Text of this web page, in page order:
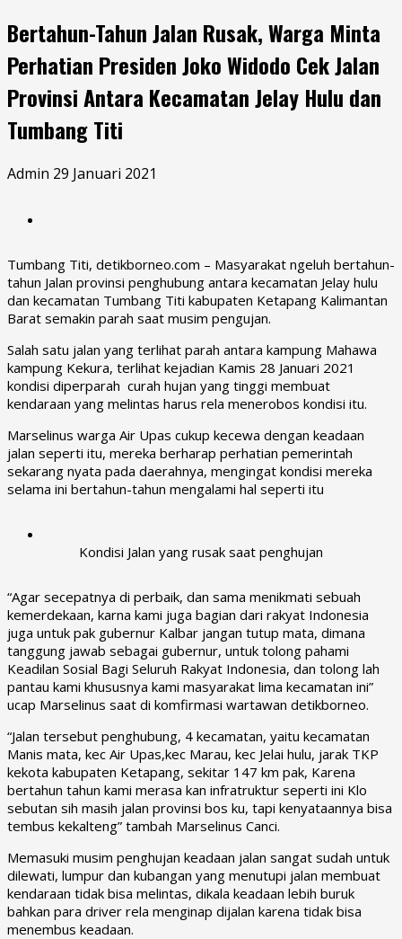
Bertahun-Tahun Jalan Rusak, Warga Minta
Perhatian Presiden Joko Widodo Cek Jalan
Provinsi Antara Kecamatan Jelay Hulu dan
Tumbang Titi
Admin 29 Januari 2021
Tumbang Titi, detikborneo.com – Masyarakat ngeluh bertahun-
tahun Jalan provinsi penghubung antara kecamatan Jelay hulu
dan kecamatan Tumbang Titi kabupaten Ketapang Kalimantan
Barat semakin parah saat musim pengujan.
Salah satu jalan yang terlihat parah antara kampung Mahawa
kampung Kekura, terlihat kejadian Kamis 28 Januari 2021
kondisi diperparah curah hujan yang tinggi membuat
kendaraan yang melintas harus rela menerobos kondisi itu.
Marselinus warga Air Upas cukup kecewa dengan keadaan
jalan seperti itu, mereka berharap perhatian pemerintah
sekarang nyata pada daerahnya, mengingat kondisi mereka
selama ini bertahun-tahun mengalami hal seperti itu
Kondisi Jalan yang rusak saat penghujan
“Agar secepatnya di perbaik, dan sama menikmati sebuah
kemerdekaan, karna kami juga bagian dari rakyat Indonesia
juga untuk pak gubernur Kalbar jangan tutup mata, dimana
tanggung jawab sebagai gubernur, untuk tolong pahami
Keadilan Sosial Bagi Seluruh Rakyat Indonesia, dan tolong lah
pantau kami khususnya kami masyarakat lima kecamatan ini”
ucap Marselinus saat di komfirmasi wartawan detikborneo.
“Jalan tersebut penghubung, 4 kecamatan, yaitu kecamatan
Manis mata, kec Air Upas,kec Marau, kec Jelai hulu, jarak TKP
kekota kabupaten Ketapang, sekitar 147 km pak, Karena
bertahun tahun kami merasa kan infratruktur seperti ini Klo
sebutan sih masih jalan provinsi bos ku, tapi kenyataannya bisa
tembus kekalteng” tambah Marselinus Canci.
Memasuki musim penghujan keadaan jalan sangat sudah untuk
dilewati, lumpur dan kubangan yang menutupi jalan membuat
kendaraan tidak bisa melintas, dikala keadaan lebih buruk
bahkan para driver rela menginap dijalan karena tidak bisa
menembus keadaan.